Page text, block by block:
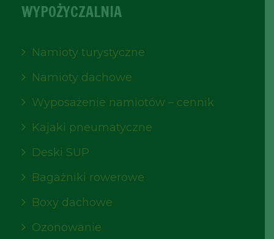
WYPOŻYCZALNIA
Namioty turystyczne
Namioty dachowe
Wyposażenie namiotów – cennik
Kajaki pneumatyczne
Deski SUP
Bagażniki rowerowe
Boxy dachowe
Ozonowanie